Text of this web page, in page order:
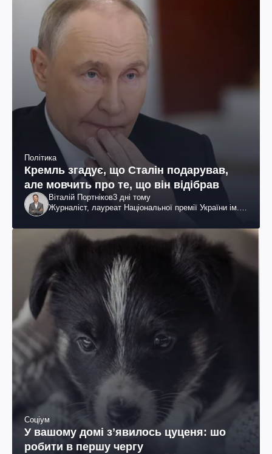
Політика
Кремль згадує, що Сталін подарував,
але мовчить про те, що він відібрав
Віталій Портніков3 дні тому
Журналіст, лауреат Національної премії України ім.
Соціум
У вашому домі зʼявилось цуценя: шо
робити в першу чергу